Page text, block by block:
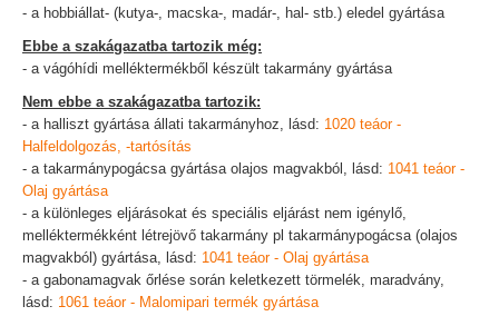
IRODÁK
- a hobbiállat- (kutya-, macska-, madár-, hal- stb.) eledel gyártása
Ebbe a szakágazatba tartozik még:
- a vágóhídi melléktermékből készült takarmány gyártása
Nem ebbe a szakágazatba tartozik:
- a halliszt gyártása állati takarmányhoz, lásd: 1020 teáor -
Halfeldolgozás, -tartósítás
- a takarmánypogácsa gyártása olajos magvakból, lásd: 1041 teáor -
Olaj gyártása
- a különleges eljárásokat és speciális eljárást nem igénylő,
melléktermékként létrejövő takarmány pl takarmánypogácsa (olajos
magvakból) gyártása, lásd: 1041 teáor - Olaj gyártása
- a gabonamagvak őrlése során keletkezett törmelék, maradvány,
lásd: 1061 teáor - Malomipari termék gyártása